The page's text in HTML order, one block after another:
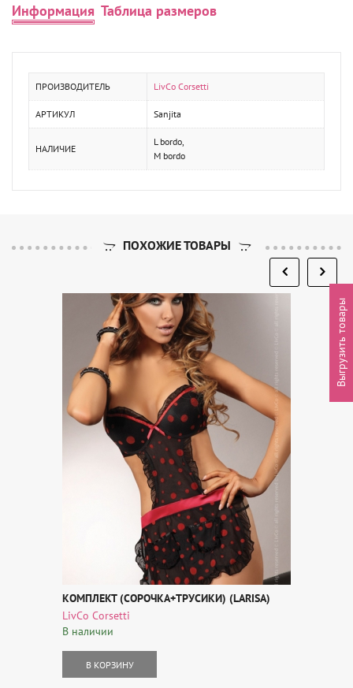
Информация Таблица размеров
ПРОИЗВОДИТЕЛЬ LivCo Corsetti
АРТИКУЛ Sanjita
НАЛИЧИЕ
L bordo,
M bordo
ПОХОЖИЕ ТОВАРЫ
КОМПЛЕКТ (СОРОЧКА+ТРУСИКИ) (LARISA)
LivCo Corsetti
В наличии
В КОРЗИНУ
Выгрузить товары